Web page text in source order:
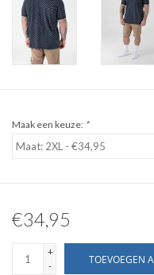
OVERIG
Merken
Maak een keuze: *
€34,95
+
-
TOEVOEGEN